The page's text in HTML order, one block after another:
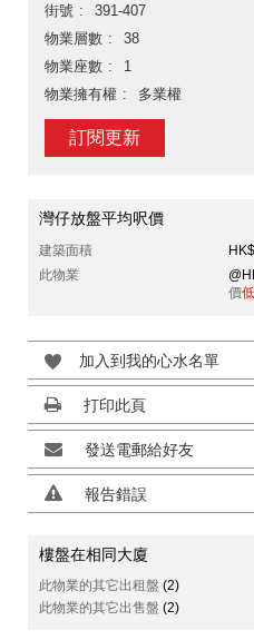
街號
391-407
物業層數
38
物業座數
1
物業擁有權
多業權
訂閱更新
灣仔放盤平均呎價
建築面積
此物業
價
加入到我的心水名單
打印此頁
發送電郵給好友
報告錯誤
樓盤在相同大廈
此物業的其它出租盤 (2)
此物業的其它出售盤 (2)